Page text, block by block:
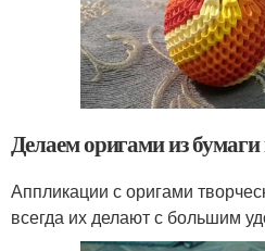
Делаем оригами из бумаги
Аппликации с оригами
всегда их делают с большим